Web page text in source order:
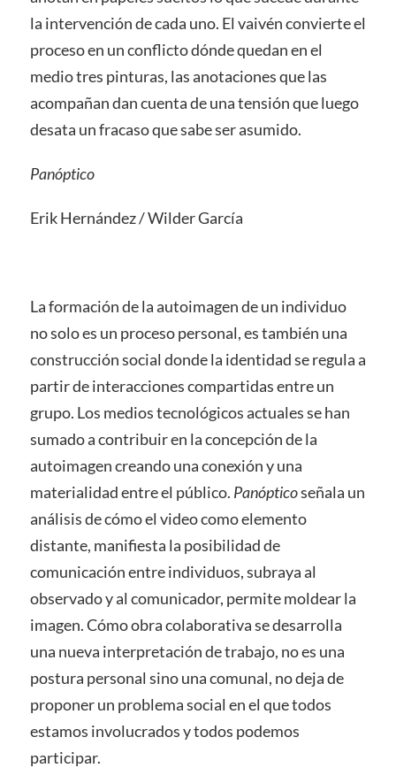
la intervención de cada uno. El vaivén convierte el
proceso en un conflicto dónde quedan en el
medio tres pinturas, las anotaciones que las
acompañan dan cuenta de una tensión que luego
desata un fracaso que sabe ser asumido.
Panóptico
Erik Hernández / Wilder García
La formación de la autoimagen de un individuo
no solo es un proceso personal, es también una
construcción social donde la identidad se regula a
partir de interacciones compartidas entre un
grupo. Los medios tecnológicos actuales se han
sumado a contribuir en la concepción de la
autoimagen creando una conexión y una
materialidad entre el público. Panópticoseñala un
análisis de cómo el video como elemento
distante, manifiesta la posibilidad de
comunicación entre individuos, subraya al
observado y al comunicador, permite moldear la
imagen. Cómo obra colaborativa se desarrolla
una nueva interpretación de trabajo, no es una
postura personal sino una comunal, no deja de
proponer un problema social en el que todos
estamos involucrados y todos podemos
participar.